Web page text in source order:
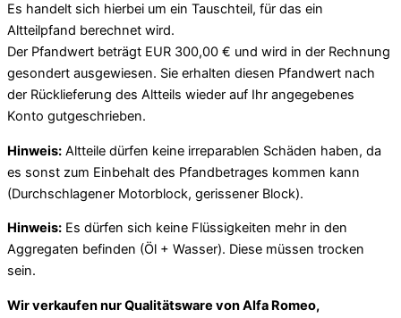
Es handelt sich hierbei um ein Tauschteil, für das ein
Altteilpfand berechnet wird.
Der Pfandwert beträgt EUR 300,00 € und wird in der Rechnung
gesondert ausgewiesen. Sie erhalten diesen Pfandwert nach
der Rücklieferung des Altteils wieder auf Ihr angegebenes
Konto gutgeschrieben.
Hinweis: Altteile dürfen keine irreparablen Schäden haben, da
es sonst zum Einbehalt des Pfandbetrages kommen kann
(Durchschlagener Motorblock, gerissener Block).
Hinweis: Es dürfen sich keine Flüssigkeiten mehr in den
Aggregaten befinden (Öl + Wasser). Diese müssen trocken
sein.
Wir verkaufen nur Qualitätsware von Alfa Romeo,